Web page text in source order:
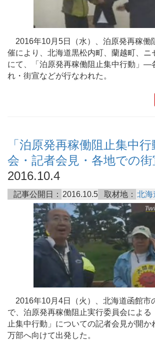
2016年10月5日（水）、泊原発再稼働
催により、北海道黒松内町、蘭越町、ニ
にて、「泊原発再稼働阻止集中行動」―
れ・街宣などが行なわれた。
「泊原発再稼働阻止集中
会・記者会見・各地での街
2016.10.4
記事公開日： 2016.10.5 取材地： 北海
2016年10月4日（火）、北海道函館市
で、泊原発再稼働阻止実行委員会による
止集中行動」についての記者会見が開か
万部へ向けて出発した。